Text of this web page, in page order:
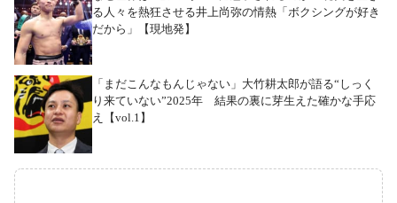
る人々を熱狂させる井上尚弥の情熱「ボクシングが好き
だから」【現地発】
「まだこんなもんじゃない」大竹耕太郎が語る“しっく
り来ていない”2025年 結果の裏に芽生えた確かな手応
え【vol.1】